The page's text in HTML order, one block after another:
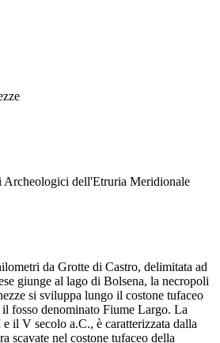
Archeologici dell'Etruria Meridionale
da Grotte di Castro, delimitata ad
giunge al lago di Bolsena, la necropoli
si sviluppa lungo il costone tufaceo
fosso denominato Fiume Largo. La
il V secolo a.C., è caratterizzata dalla
scavate nel costone tufaceo della